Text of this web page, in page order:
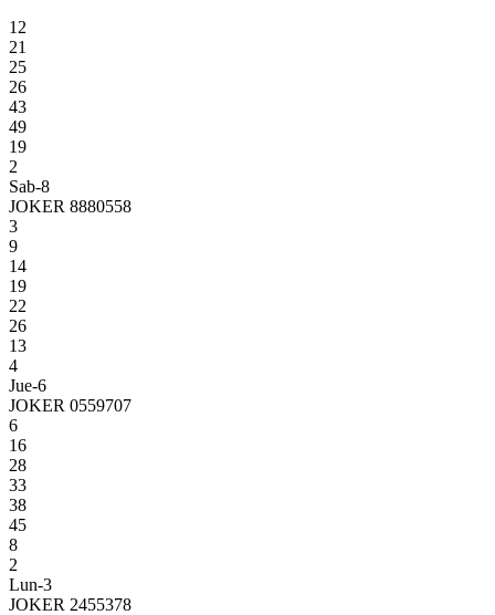
12
21
25
26
43
49
19
2
Sab-8
JOKER 8880558
3
9
14
19
22
26
13
4
Jue-6
JOKER 0559707
6
16
28
33
38
45
8
2
Lun-3
JOKER 2455378